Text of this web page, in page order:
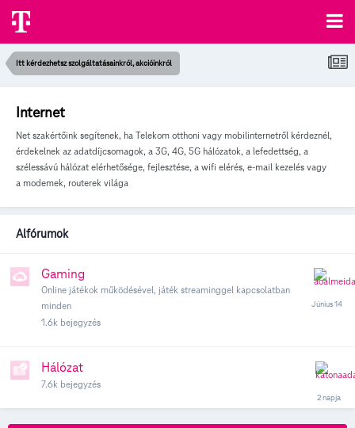
Itt kérdezhetsz szolgáltatásainkról, akcióinkról
Internet
Net szakértőink segítenek, ha Telekom otthoni vagy mobilinternetről kérdeznél,
érdekelnek az adatdíjcsomagok, a 3G, 4G, 5G hálózatok, a lefedettség, a
szélessávú hálózat elérhetősége, fejlesztése, a wifi elérés, e-mail kezelés vagy
a modemek, routerek világa
Alfórumok
Gaming
Online játékok működésével, játék streaminggel kapcsolatban
minden
1.6k bejegyzés
Hálózat
7.6k bejegyzés